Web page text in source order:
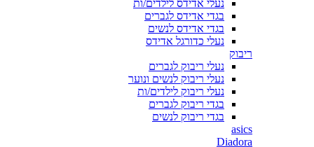
נעלי אדידס לילדים/ות
בגדי אדידס לגברים
בגדי אדידס לנשים
נעלי כדורגל אדידס
ריבוק
נעלי ריבוק לגברים
נעלי ריבוק לנשים ונוער
נעלי ריבוק לילדים/ות
בגדי ריבוק לגברים
בגדי ריבוק לנשים
asics
Diadora